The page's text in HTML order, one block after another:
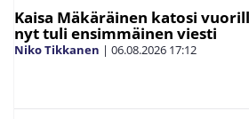
Kaisa Mäkäräinen katosi
nyt tuli ensimmäinen viesti
Niko Tikkanen | 06.08.2026 17:12